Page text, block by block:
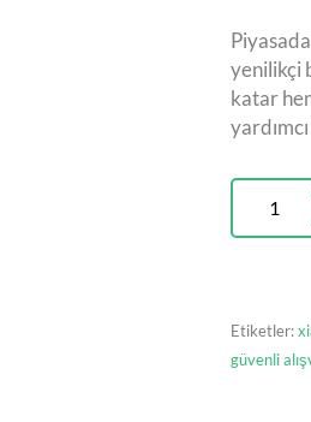
yenilikçi
katar
Etiketler:
güvenli